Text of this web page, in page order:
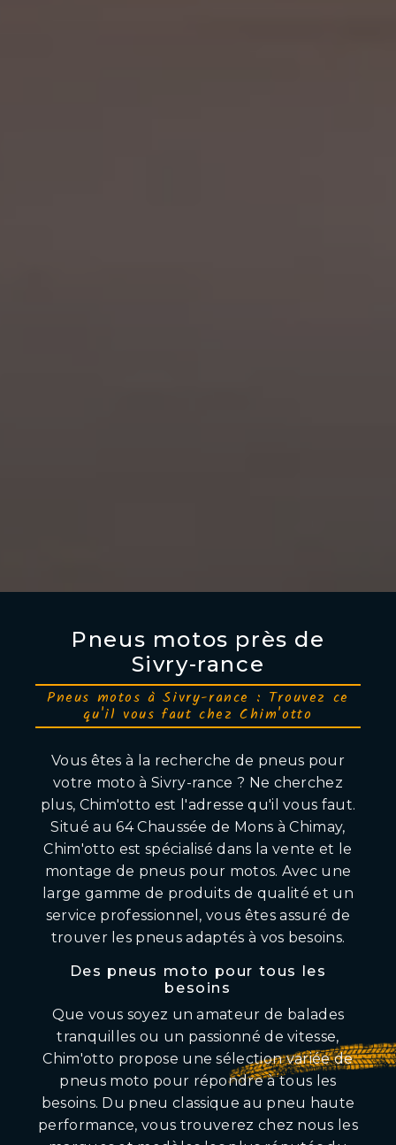
Pneus motos près de
Sivry-rance
Pneus motos à Sivry-rance : Trouvez ce
qu'il vous faut chez Chim'otto
Vous êtes à la recherche de pneus pour
votre moto à Sivry-rance ? Ne cherchez
plus, Chim'otto est l'adresse qu'il vous faut.
Situé au 64 Chaussée de Mons à Chimay,
Chim'otto est spécialisé dans la vente et le
montage de pneus pour motos. Avec une
large gamme de produits de qualité et un
service professionnel, vous êtes assuré de
trouver les pneus adaptés à vos besoins.
Des pneus moto pour tous les
besoins
Que vous soyez un amateur de balades
tranquilles ou un passionné de vitesse,
Chim'otto propose une sélection variée de
pneus moto pour répondre à tous les
besoins. Du pneu classique au pneu haute
performance, vous trouverez chez nous les